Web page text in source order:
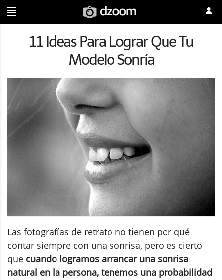
11 Ideas Para Lograr Que Tu
Modelo Sonría
Las fotografías de retrato no tienen por qué
contar siempre con una sonrisa, pero es cierto
que cuando logramos arrancar una sonrisa
natural en la persona, tenemos una probabilidad